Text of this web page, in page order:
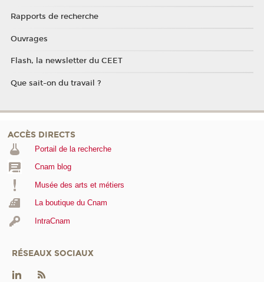
Rapports de recherche
Ouvrages
Flash, la newsletter du CEET
Que sait-on du travail ?
ACCÈS DIRECTS
Portail de la recherche
Cnam blog
Musée des arts et métiers
La boutique du Cnam
IntraCnam
RÉSEAUX SOCIAUX